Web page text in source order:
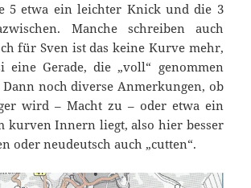
5 etwa ein leichter Knick und die 3
Manche schreiben auch
für Sven ist das keine Kurve mehr,
eine Gerade, die „voll“ genommen
noch diverse Anmerkungen, ob
wird – Macht zu – oder etwa ein
kurven Innern liegt, also hier besser
oder neudeutsch auch „cutten“.